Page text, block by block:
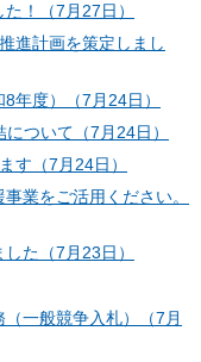
！（7月27日）
進計画を策定しまし
年度）（7月24日）
ついて（7月24日）
す（7月24日）
業をご活用ください。
た（7月23日）
一般競争入札）（7月